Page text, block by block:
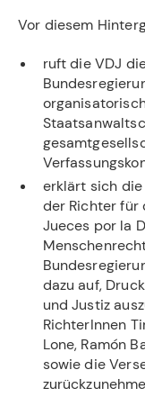
Vor diesem
ruft die VDJ
erklärt sich
der Richter für
Jueces por la
dazu auf,
und Justiz
RichterInnen
Lone, Ramón
sowie die